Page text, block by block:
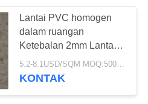
anti-
15
Lantai PVC homogen
dalam ruangan
Ketebalan 2mm Lantai
komersial tugas berat
5.2-8.1USD/SQM MOQ:500SQM
KONTAK